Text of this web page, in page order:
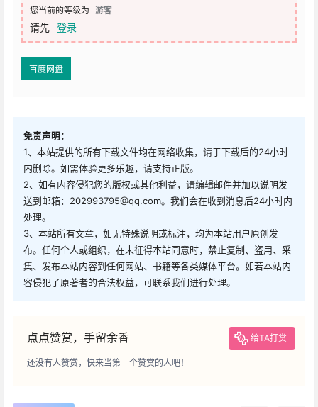
您当前的等级为 游客
请先 登录
百度网盘
免责声明：
1、本站提供的所有下载文件均在网络收集，请于下载后的24小时
内删除。如需体验更多乐趣，请支持正版。
2、如有内容侵犯您的版权或其他利益，请编辑邮件并加以说明发
送到邮箱：202993795@qq.com。我们会在收到消息后24小时内
处理。
3、本站所有文章，如无特殊说明或标注，均为本站用户原创发
布。任何个人或组织，在未征得本站同意时，禁止复制、盗用、采
集、发布本站内容到任何网站、书籍等各类媒体平台。如若本站内
容侵犯了原著者的合法权益，可联系我们进行处理。
点点赞赏，手留余香 给TA打赏
还没有人赞赏，快来当第一个赞赏的人吧！